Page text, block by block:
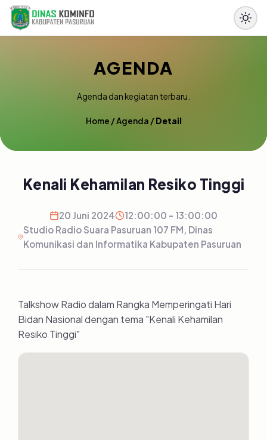
AGENDA
Agenda dan kegiatan terbaru.
Home /Agenda /Detail
Kenali Kehamilan Resiko Tinggi
20 Juni 2024
12:00:00 - 13:00:00
Studio Radio Suara Pasuruan 107 FM, Dinas
Komunikasi dan Informatika Kabupaten Pasuruan
Talkshow Radio dalam Rangka Memperingati Hari
Bidan Nasional dengan tema "Kenali Kehamilan
Resiko Tinggi"